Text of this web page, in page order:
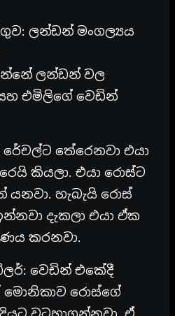
ලන්ඩන් මංගල්‍යය
ලන්ඩන් වල
එමිලිගේ වෙඩින්
තේරෙනවා එයා
කියලා. එයා රොස්ට
හැබැයි රොස්
දැකලා එයා ඒක
කරනවා.
වෙඩින් එකේදී
මොනිකාව රොස්ගේ